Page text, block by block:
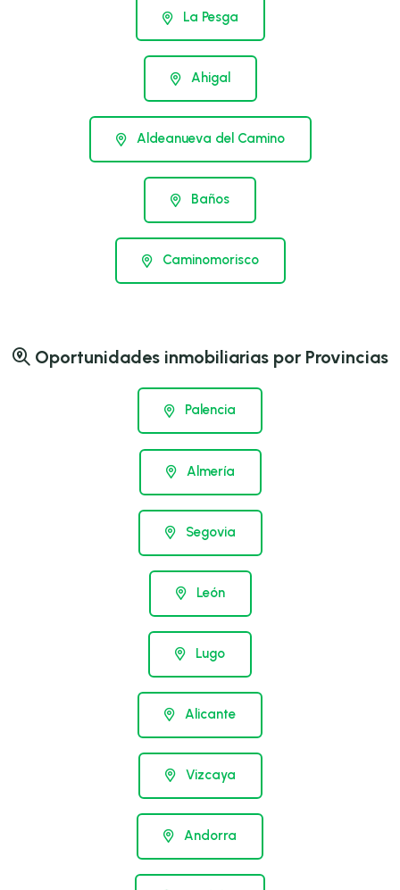
La Pesga
Ahigal
Aldeanueva del Camino
Baños
Caminomorisco
Oportunidades inmobiliarias por Provincias
Palencia
Almería
Segovia
León
Lugo
Alicante
Vizcaya
Andorra